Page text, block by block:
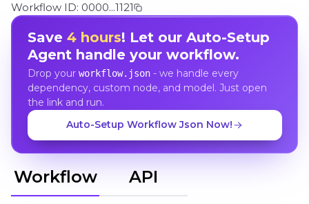
Workflow ID: 0000...1121
Save 4 hours! Let our Auto-Setup
Agent handle your workflow.
Drop your workflow.json- we handle every
dependency, custom node, and model. Just open
the link and run.
Auto-Setup Workflow Json Now!
Workflow API